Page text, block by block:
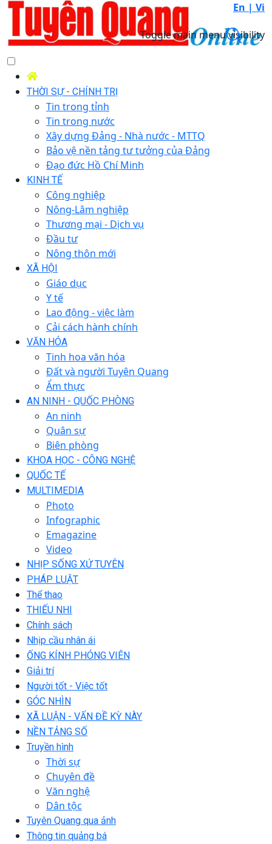
En | Vi
Toggle main menu visibility
THỜI SỰ - CHÍNH TRỊ
Tin trong tỉnh
Tin trong nước
Xây dựng Đảng - Nhà nước - MTTQ
Bảo vệ nền tảng tư tưởng của Đảng
Đạo đức Hồ Chí Minh
KINH TẾ
Công nghiệp
Nông-Lâm nghiệp
Thương mại - Dịch vụ
Đầu tư
Nông thôn mới
XÃ HỘI
Giáo dục
Y tế
Lao động - việc làm
Cải cách hành chính
VĂN HÓA
Tinh hoa văn hóa
Đất và người Tuyên Quang
Ẩm thực
AN NINH - QUỐC PHÒNG
An ninh
Quân sự
Biên phòng
KHOA HỌC - CÔNG NGHỆ
QUỐC TẾ
MULTIMEDIA
Photo
Infographic
Emagazine
Video
NHỊP SỐNG XỨ TUYÊN
PHÁP LUẬT
Thể thao
THIẾU NHI
Chính sách
Nhịp cầu nhân ái
ỐNG KÍNH PHÓNG VIÊN
Giải trí
Người tốt - Việc tốt
GÓC NHÌN
XÃ LUẬN - VẤN ĐỀ KỲ NÀY
NỀN TẢNG SỐ
Truyền hình
Thời sự
Chuyên đề
Văn nghệ
Dân tộc
Tuyên Quang qua ảnh
Thông tin quảng bá